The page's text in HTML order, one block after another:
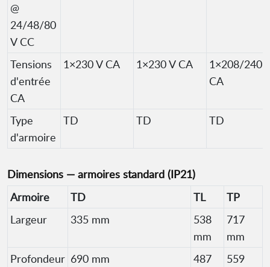
@
24/48/80
V CC
Tensions
d'entrée
CA
1×230 V CA 1×230 V CA
1×208/240
CA
Type
d'armoire
TD TD TD
Dimensions — armoires standard (IP21)
Armoire
TD TL
TP
Largeur
335 mm
538
mm
717
mm
Profondeur 690 mm
487
559